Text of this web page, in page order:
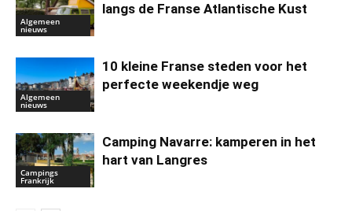
Algemeen
nieuws
langs de Franse Atlantische Kust
Algemeen
nieuws
10 kleine Franse steden voor het
perfecte weekendje weg
Campings
Frankrijk
Camping Navarre: kamperen in het
hart van Langres